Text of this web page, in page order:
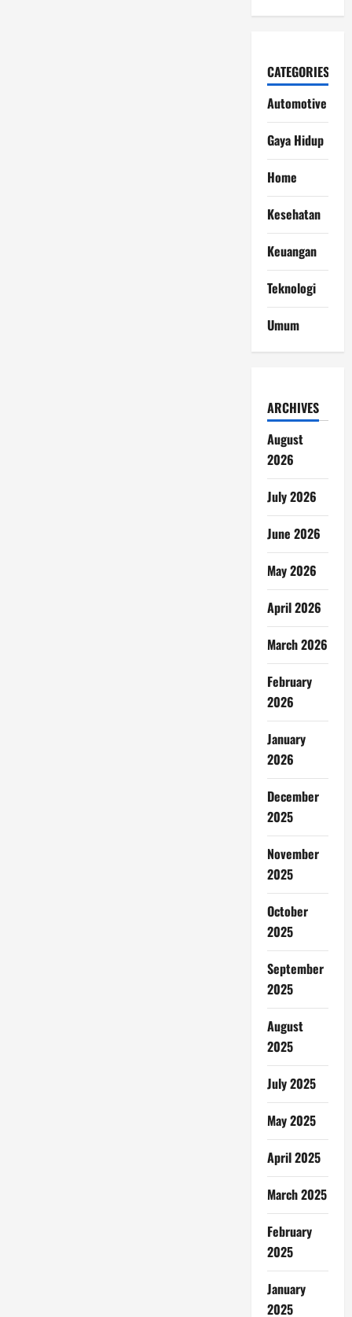
CATEGORIES
Automotive
Gaya Hidup
Home
Kesehatan
Keuangan
Teknologi
Umum
ARCHIVES
August
2026
July 2026
June 2026
May 2026
April 2026
March 2026
February
2026
January
2026
December
2025
November
2025
October
2025
September
2025
August
2025
July 2025
May 2025
April 2025
March 2025
February
2025
January
2025